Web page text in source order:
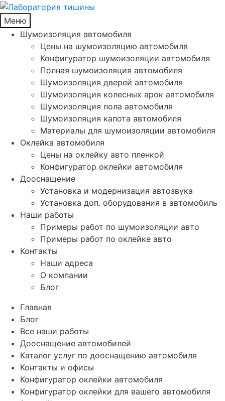
Меню
Шумоизоляция автомобиля
Цены на шумоизоляцию автомобиля
Конфигуратор шумоизоляции автомобиля
Полная шумоизоляция автомобиля
Шумоизоляция дверей автомобиля
Шумоизоляция колесных арок автомобиля
Шумоизоляция пола автомобиля
Шумоизоляция капота автомобиля
Материалы для шумоизоляции автомобиля
Оклейка автомобиля
Цены на оклейку авто пленкой
Конфигуратор оклейки автомобиля
Дооснащение
Установка и модернизация автозвука
Установка доп. оборудования в автомобиль
Наши работы
Примеры работ по шумоизоляции авто
Примеры работ по оклейке авто
Контакты
Наши адреса
О компании
Блог
Главная
Блог
Все наши работы
Дооснащение автомобилей
Каталог услуг по дооснащению автомобиля
Контакты и офисы
Конфигуратор оклейки автомобиля
Конфигуратор оклейки для вашего автомобиля